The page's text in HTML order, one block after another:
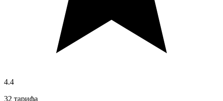
4.4
32 тарифа